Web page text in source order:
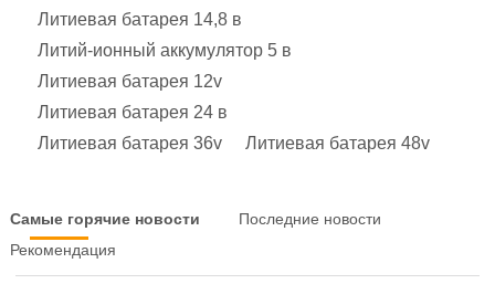
Литиевая батарея 14,8 в
Литий-ионный аккумулятор 5 в
Литиевая батарея 12v
Литиевая батарея 24 в
Литиевая батарея 36v
Литиевая батарея 48v
Самые горячие новости
Последние новости
Рекомендация